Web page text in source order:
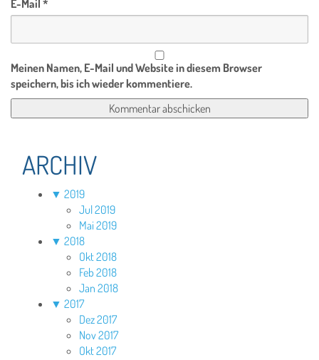
E-Mail *
Meinen Namen, E-Mail und Website in diesem Browser
speichern, bis ich wieder kommentiere.
ARCHIV
▼ 2019
Jul 2019
Mai 2019
▼ 2018
Okt 2018
Feb 2018
Jan 2018
▼ 2017
Dez 2017
Nov 2017
Okt 2017